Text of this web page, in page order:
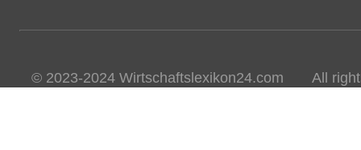
© 2023-2024 Wirtschaftslexikon24.com All